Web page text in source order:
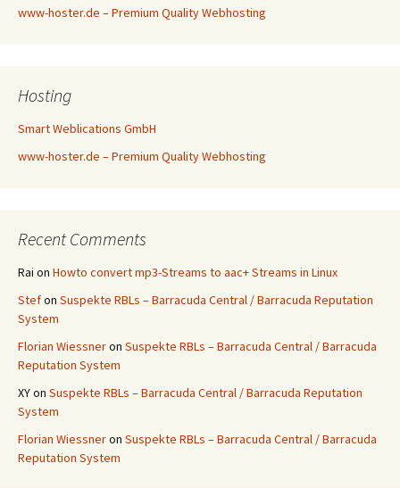
www-hoster.de – Premium Quality Webhosting
Hosting
Smart Weblications GmbH
www-hoster.de – Premium Quality Webhosting
Recent Comments
Rai on Howto convert mp3-Streams to aac+ Streams in Linux
Stefon Suspekte RBLs – Barracuda Central / Barracuda Reputation
System
Florian Wiessneron Suspekte RBLs – Barracuda Central / Barracuda
Reputation System
XYon Suspekte RBLs – Barracuda Central / Barracuda Reputation
System
Florian Wiessneron Suspekte RBLs – Barracuda Central / Barracuda
Reputation System